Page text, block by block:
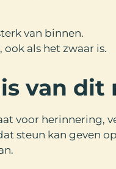
van binnen.
als het zwaar is.
van dit
voor herinnering,
steun kan geven